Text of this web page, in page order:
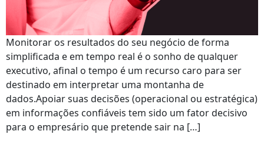
Monitorar os resultados do seu negócio de forma
simplificada e em tempo real é o sonho de qualquer
executivo, afinal o tempo é um recurso caro para ser
destinado em interpretar uma montanha de
dados.Apoiar suas decisões (operacional ou estratégica)
em informações confiáveis tem sido um fator decisivo
para o empresário que pretende sair na […]